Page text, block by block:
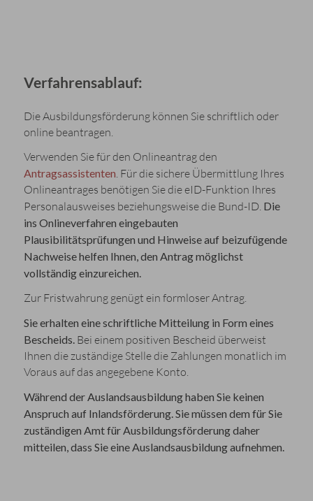
Verfahrensablauf:
Die Ausbildungsförderung können Sie schriftlich oder
online beantragen.
Verwenden Sie für den Onlineantrag den
Antragsassistenten. Für die sichere Übermittlung Ihres
Onlineantrages benötigen Sie die eID-Funktion Ihres
Personalausweises beziehungsweise die Bund-ID. Die
ins Onlineverfahren eingebauten
Plausibilitätsprüfungen und Hinweise auf beizufügende
Nachweise helfen Ihnen, den Antrag möglichst
vollständig einzureichen.
Zur Fristwahrung genügt ein formloser Antrag.
Sie erhalten eine schriftliche Mitteilung in Form eines
Bescheids. Bei einem positiven Bescheid überweist
Ihnen die zuständige Stelle die Zahlungen monatlich im
Voraus auf das angegebene Konto.
Während der Auslandsausbildung haben Sie keinen
Anspruch auf Inlandsförderung. Sie müssen dem für Sie
zuständigen Amt für Ausbildungsförderung daher
mitteilen, dass Sie eine Auslandsausbildung aufnehmen.